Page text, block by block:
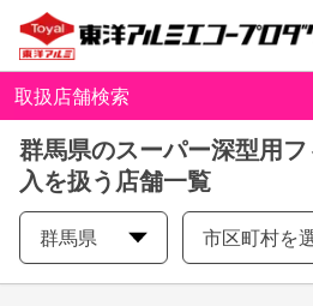
取扱店舗検索
群馬県のスーパー深型用
入を扱う店舗一覧
群馬県 市区町村を